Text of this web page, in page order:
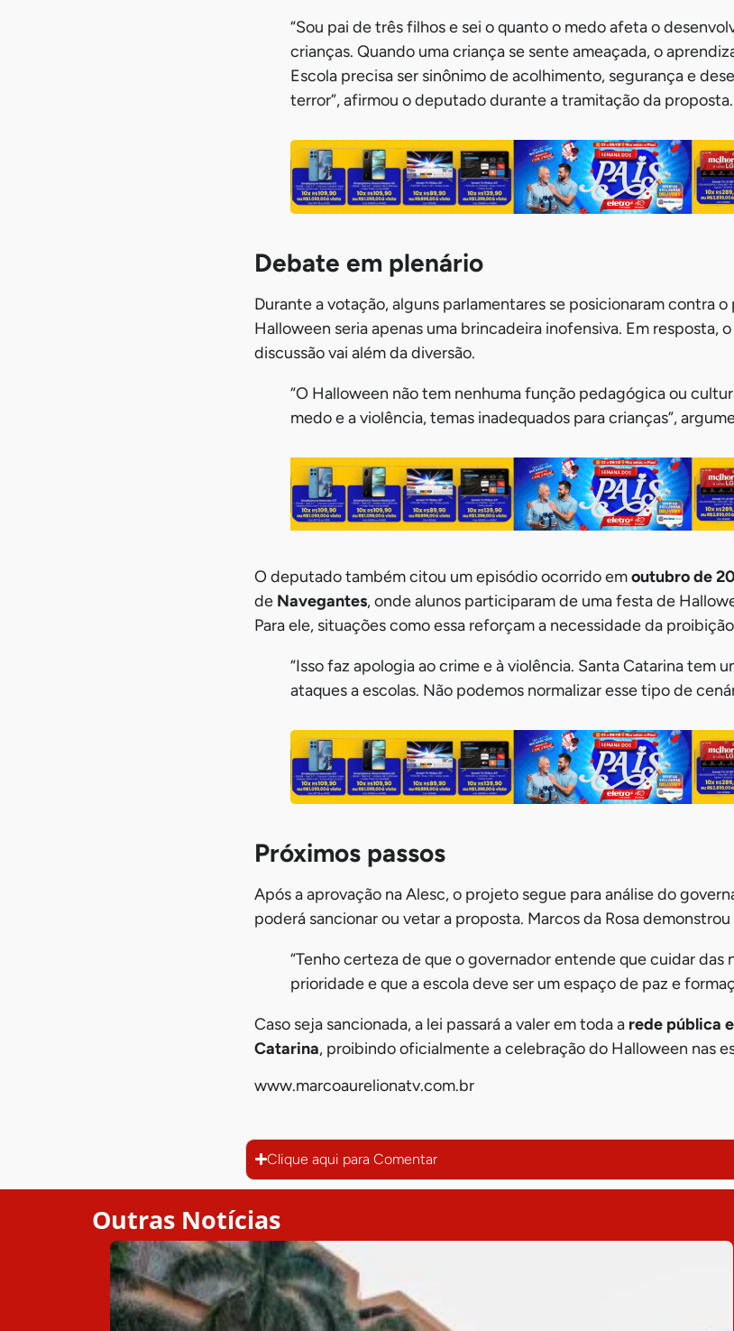
“Sou pai de três filhos e sei o quanto o medo afeta o
crianças. Quando uma criança se sente ameaçada, o
Escola precisa ser sinônimo de acolhimento, segurança e
terror”, afirmou o deputado durante a tramitação da proposta.
Debate em plenário
Durante a votação, alguns parlamentares se posicionaram contra
Halloween seria apenas uma brincadeira inofensiva. Em resposta,
discussão vai além da diversão.
“O Halloween não tem nenhuma função pedagógica ou
medo e a violência, temas inadequados para crianças”,
O deputado também citou um episódio ocorrido emoutubro de
de Navegantes, onde alunos participaram de uma festa de
Para ele, situações como essa reforçam a necessidade da
“Isso faz apologia ao crime e à violência. Santa Catarina tem
ataques a escolas. Não podemos normalizar esse tipo de
Próximos passos
Após a aprovação na Alesc, o projeto segue para análise do
poderá sancionar ou vetar a proposta. Marcos da Rosa
“Tenho certeza de que o governador entende que cuidar das
prioridade e que a escola deve ser um espaço de paz e
Caso seja sancionada, a lei passará a valer em toda a rede pública
Catarina, proibindo oficialmente a celebração do Halloween nas
www.marcoaurelionatv.com.br
Clique aqui para Comentar
Outras Notícias